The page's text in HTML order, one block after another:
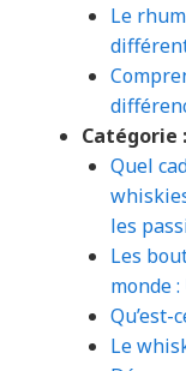
Le
Catégorie :
Quel
les
Les
monde
Qu’est-
Le